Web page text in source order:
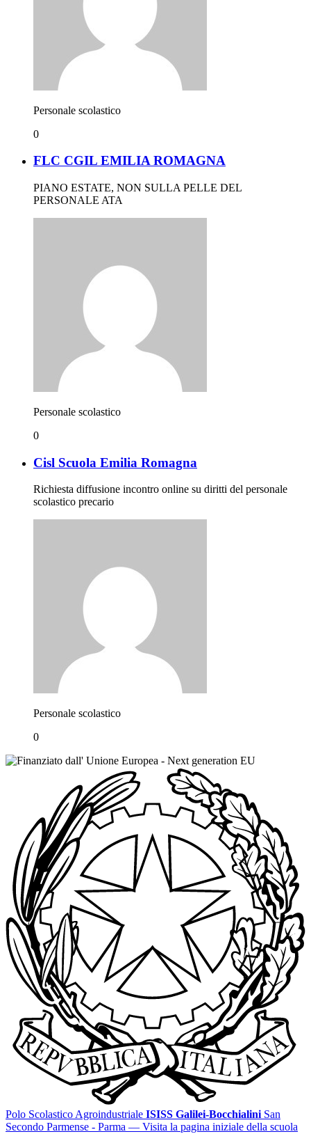
Personale scolastico
0
FLC CGIL EMILIA ROMAGNA
PIANO ESTATE, NON SULLA PELLE DEL
PERSONALE ATA
Personale scolastico
0
Cisl Scuola Emilia Romagna
Richiesta diffusione incontro online su diritti del personale
scolastico precario
Personale scolastico
0
Polo Scolastico Agroindustriale ISISS Galilei-Bocchialini San
Secondo Parmense - Parma — Visita la pagina iniziale della scuola